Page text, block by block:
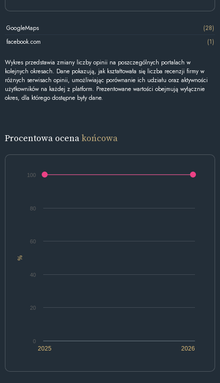
GoogleMaps
(28)
facebook.com
(1)
Wykres przedstawia zmiany liczby opinii na poszczególnych portalach w
kolejnych okresach. Dane pokazują, jak kształtowała się liczba recenzji firmy w
różnych serwisach opinii, umożliwiając porównanie ich udziału oraz aktywności
użytkowników na każdej z platform. Prezentowane wartości obejmują wyłącznie
okres, dla którego dostępne były dane.
Procentowa ocenakońcowa
%
2025 2026
0
20
40
60
80
100